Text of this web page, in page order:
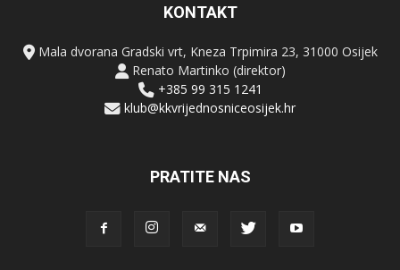
KONTAKT
Mala dvorana Gradski vrt, Kneza Trpimira 23, 31000 Osijek
Renato Martinko (direktor)
+385 99 315 1241
klub@kkvrijednosniceosijek.hr
PRATITE NAS